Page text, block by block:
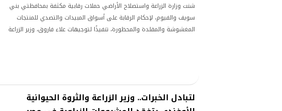
شنت وزارة الزراعة واستصلاح الأراضي حملات رقابية مكثفة بمحافظتي بني
سويف والفيوم، لإحكام الرقابة على أسواق المبيدات والتصدي للمنتجات
المغشوشة والمقلدة والمحظورة، تنفيذًا لتوجيهات علاء فاروق، وزير الزراعة
لتبادل الخبرات.. وزير الزراعة والثروة الحيوانية